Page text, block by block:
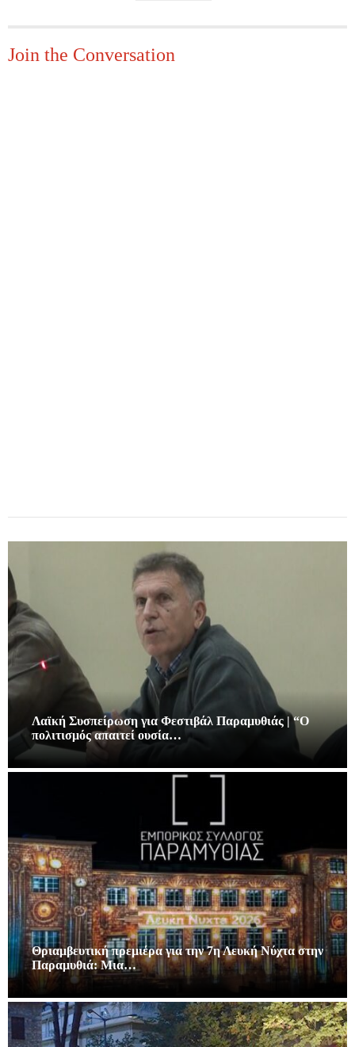
Join the Conversation
Λαϊκή Συσπείρωση για Φεστιβάλ Παραμυθιάς | “Ο
πολιτισμός απαιτεί ουσία…
Θριαμβευτική πρεμιέρα για την 7η Λευκή Νύχτα στην
Παραμυθιά: Μια…